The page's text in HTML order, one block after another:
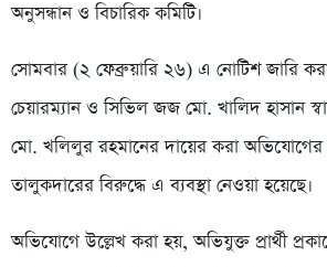
অনুসন্ধান ও বিচারিক কমিটি।
সোমবার (২ ফেব্রুয়ারি ২৬) এ নোটিশ জারি
চেয়ারম্যান ও সিভিল জজ মো. খালিদ হাসান
মো. খলিলুর রহমানের দায়ের করা
তালুকদারের বিরুদ্ধে এ ব্যবস্থা নেওয়া হয়েছে।
অভিযোগে উল্লেখ করা হয়, অভিযুক্ত প্রার্থী